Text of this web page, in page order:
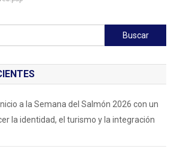
Buscar:
a la Semana del Salmón 2026 con un
la identidad, el turismo y la integración